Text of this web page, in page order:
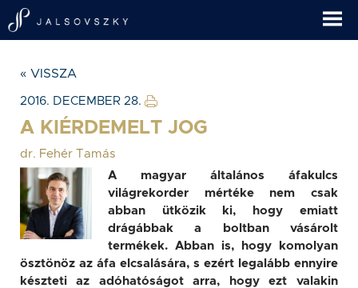
« VISSZA
2016. DECEMBER 28.
A KIÉRDEMELT JOG
dr. Fehér Tamás
A magyar általános áfakulcs
világrekorder mértéke nem csak
abban ütközik ki, hogy emiatt
drágábbak a boltban vásárolt
termékek. Abban is, hogy komolyan
ösztönöz az áfa elcsalására, s ezért legalább ennyire
készteti az adóhatóságot arra, hogy ezt valakin